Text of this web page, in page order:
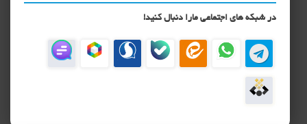
در شبکه های اجتماعی مارا دنبال کنید!